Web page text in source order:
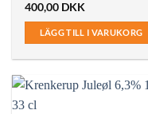
400,00 DKK
LÄGG TILL I VARUKORG